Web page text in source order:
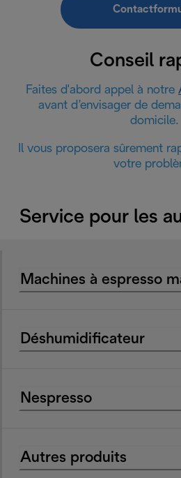
Conseil
Faites d'abord appel à notre
avant d’envisager de
domicile.
Il vous proposera sûrement
votre
Service pour les
Machines à espresso
Déshumidificateur
Nespresso
Autres produits